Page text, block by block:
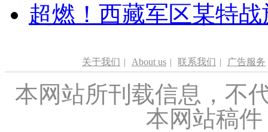
超燃！西藏军区某特
关于我们 | About us | 联系我们 | 广告服务
本网站所刊载信息，不
本网站稿